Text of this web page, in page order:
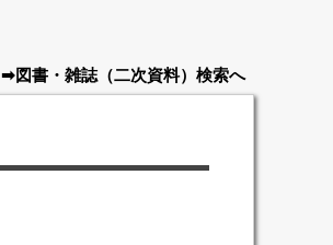
➡図書・雑誌（二次資料） 検索へ